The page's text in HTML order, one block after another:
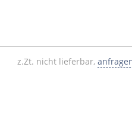
z.Zt. nicht lieferbar,